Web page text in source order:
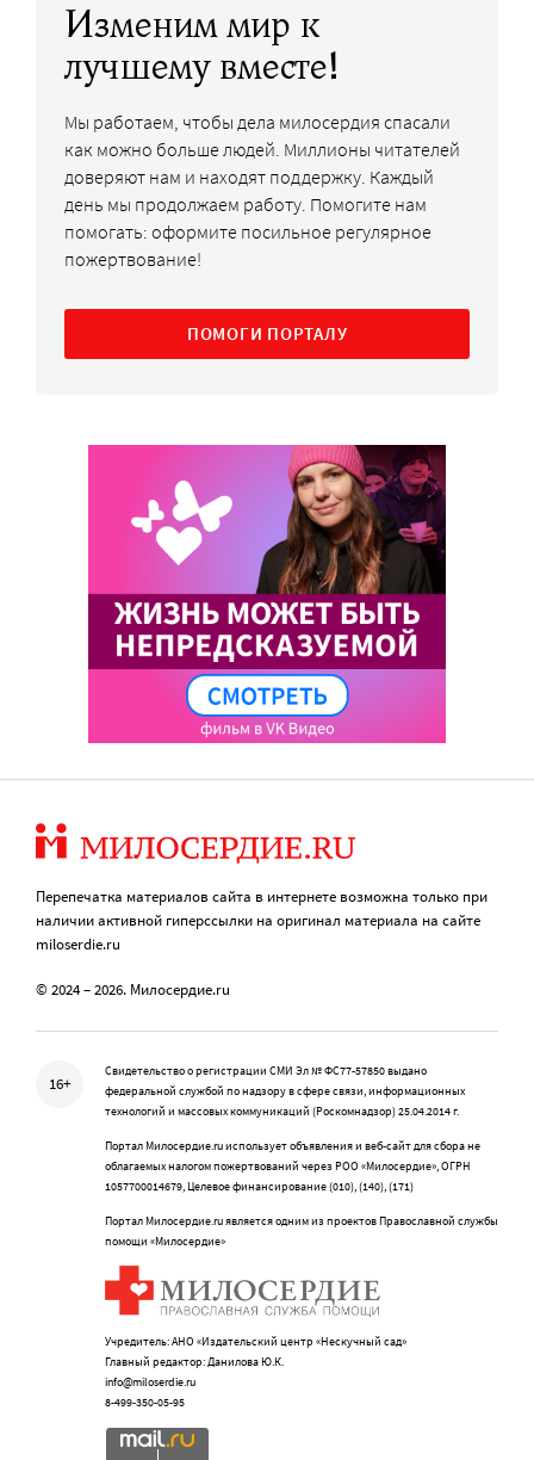
Изменим мир к
лучшему вместе!
Мы работаем, чтобы дела милосердия спасали
как можно больше людей. Миллионы читателей
доверяют нам и находят поддержку. Каждый
день мы продолжаем работу. Помогите нам
помогать: оформите посильное регулярное
пожертвование!
ПОМОГИ ПОРТАЛУ
Перепечатка материалов сайта в интернете возможна только при
наличии активной гиперссылки на оригинал материала на сайте
miloserdie.ru
© 2024 – 2026. Милосердие.ru
16+
Свидетельство о регистрации СМИ Эл № ФС77-57850 выдано
федеральной службой по надзору в сфере связи, информационных
технологий и массовых коммуникаций (Роскомнадзор) 25.04.2014 г.
Портал Милосердие.ru использует объявления и веб-сайт для сбора не
облагаемых налогом пожертвований через РОО «Милосердие», ОГРН
1057700014679, Целевое финансирование (010), (140), (171)
Портал Милосердие.ru является одним из проектов Православной службы
помощи «Милосердие»
Учредитель: АНО «Издательский центр «Нескучный сад»
Главный редактор: Данилова Ю.К.
info@miloserdie.ru
8-499-350-05-95